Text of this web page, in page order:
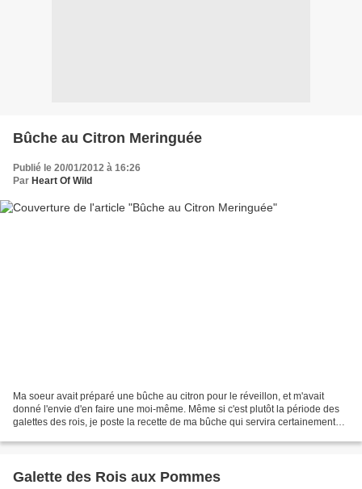
Bûche au Citron Meringuée
Publié le 20/01/2012 à 16:26
Par Heart Of Wild
Ma soeur avait préparé une bûche au citron pour le réveillon, et m'avait
donné l'envie d'en faire une moi-même. Même si c'est plutôt la période des
galettes des rois, je poste la recette de ma bûche qui servira certainement
Galette des Rois aux Pommes